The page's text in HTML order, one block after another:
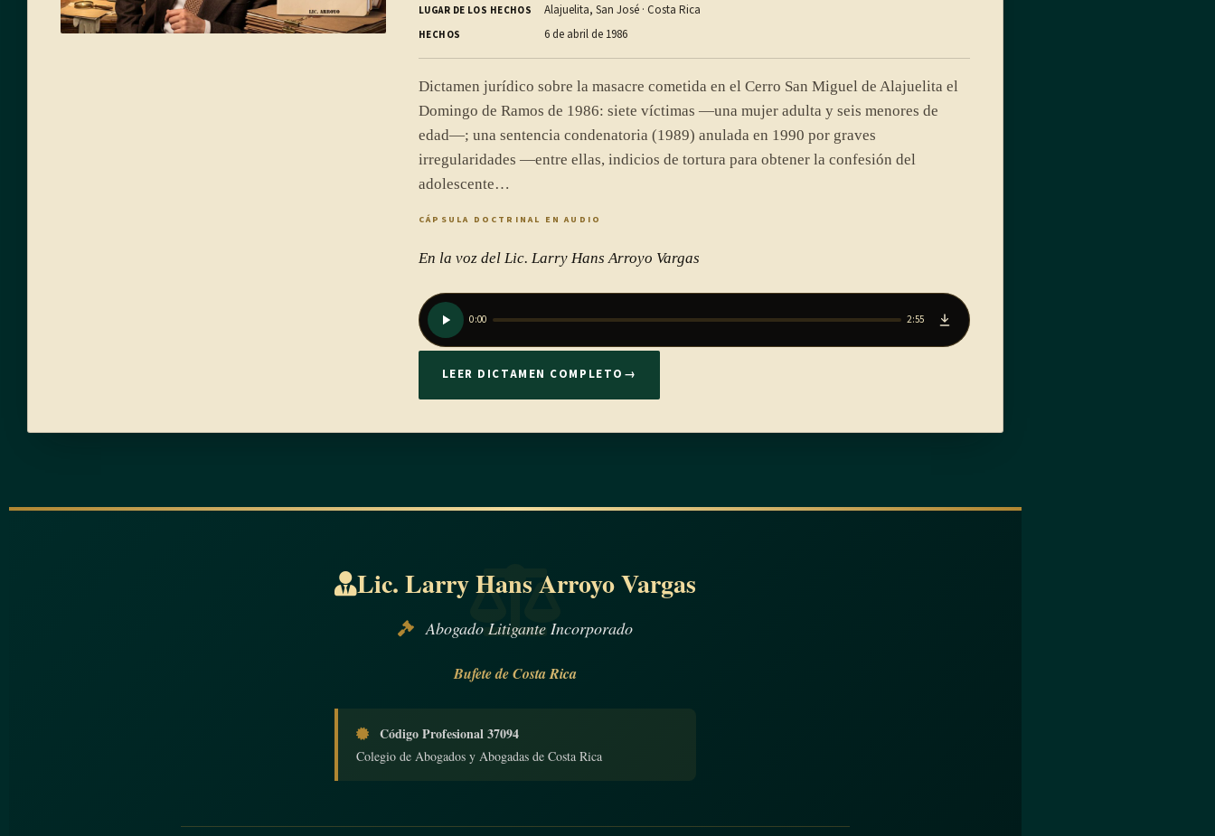
LUGAR DE LOS HECHOS Alajuelita, San José · Costa Rica
HECHOS 6 de abril de 1986
Dictamen jurídico sobre la masacre cometida en el Cerro San Miguel de Alajuelita el
Domingo de Ramos de 1986: siete víctimas —una mujer adulta y seis menores de
edad—; una sentencia condenatoria (1989) anulada en 1990 por graves
irregularidades —entre ellas, indicios de tortura para obtener la confesión del
adolescente…
CÁPSULA DOCTRINAL EN AUDIO
En la voz del Lic. Larry Hans Arroyo Vargas
0:00 2:55
LEER DICTAMEN COMPLETO →
Lic. Larry Hans Arroyo Vargas
Abogado Litigante Incorporado
Bufete de Costa Rica
Código Profesional 37094
Colegio de Abogados y Abogadas de Costa Rica